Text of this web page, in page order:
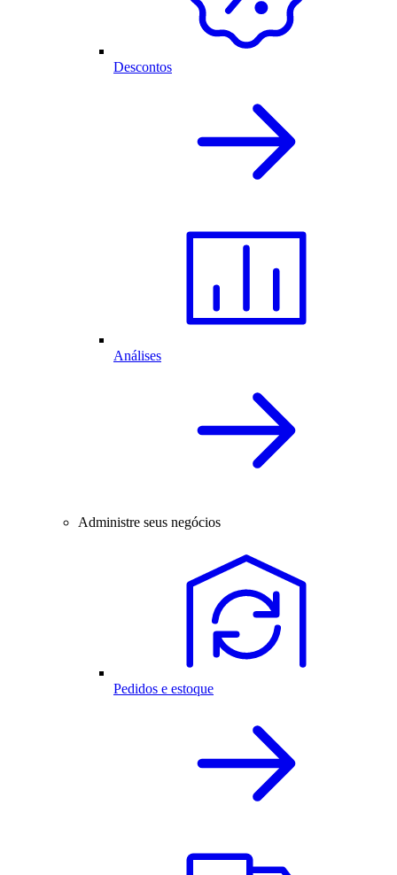
Descontos
Análises
Administre seus negócios
Pedidos e estoque